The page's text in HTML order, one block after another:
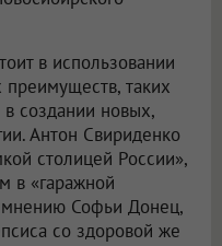
в использовании
таких
в создании новых,
Антон Свириденко
столицей России»,
в «гаражной
мнению Софьи Донец,
со здоровой же